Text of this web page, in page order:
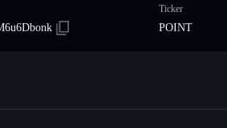
Ticker
POINT